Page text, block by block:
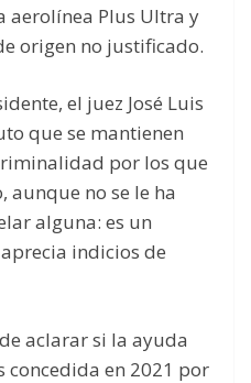
aerolínea Plus Ultra y
origen no justificado.
el juez José Luis
que se mantienen
por los que
no se le ha
alguna: es un
indicios de
aclarar si la ayuda
concedida en 2021 por